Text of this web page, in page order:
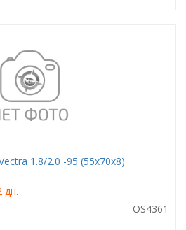
1.8/2.0 -95 (55x70x8)
дн.
OS4361